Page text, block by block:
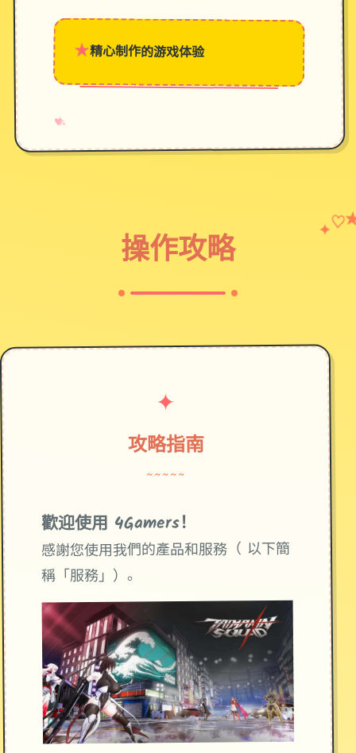
★精心制作的游戏体验
♥
✧
→
操作攻略
✦♡
✦
攻略指南
~~~~~
歡迎使用 4Gamers！
感謝您使用我們的產品和服務（ 以下簡
稱「服務」）。